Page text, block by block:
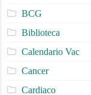
BCG
Biblioteca
Calendario Vac
Cancer
Cardiaco